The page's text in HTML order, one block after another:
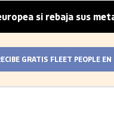
sus metas de CO₂
GRATIS FLEET PEOPLE EN